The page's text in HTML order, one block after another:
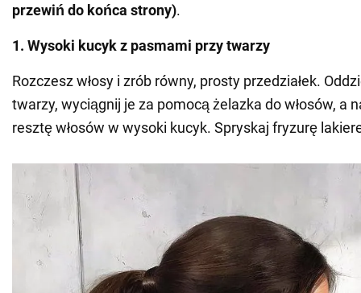
przewiń do końca strony).
1. Wysoki kucyk z pasmami przy twarzy
Rozczesz włosy i zrób równy, prosty przedziałek.
twarzy, wyciągnij je za pomocą żelazka do włosów, a
resztę włosów w wysoki kucyk. Spryskaj fryzurę